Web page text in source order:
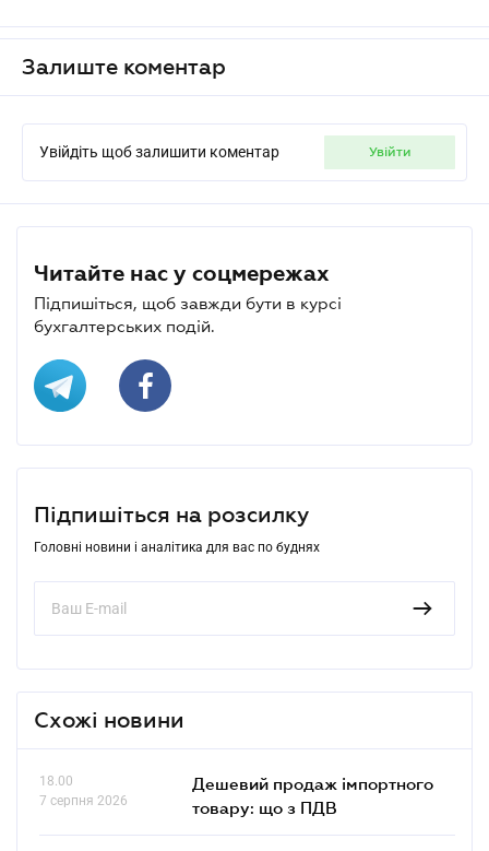
Залиште коментар
Увійдіть щоб залишити коментар увійти
Читайте нас у соцмережах
Підпишіться, щоб завжди бути в курсі
бухгалтерських подій.
Підпишіться на розсилку
Головні новини і аналітика для вас по буднях
Схожі новини
18.00
7 серпня 2026
Дешевий продаж імпортного
товару: що з ПДВ